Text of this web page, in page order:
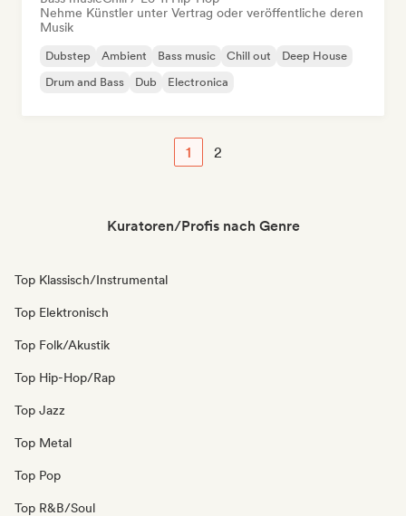
Nehme Künstler unter Vertrag oder veröffentliche deren
Musik
Dubstep Ambient Bass music Chill out
Deep House
Drum and Bass
Dub Electronica
1 2
Kuratoren/Profis nach Genre
Top Klassisch/Instrumental
Top Elektronisch
Top Folk/Akustik
Top Hip-Hop/Rap
Top Jazz
Top Metal
Top Pop
Top R&B/Soul